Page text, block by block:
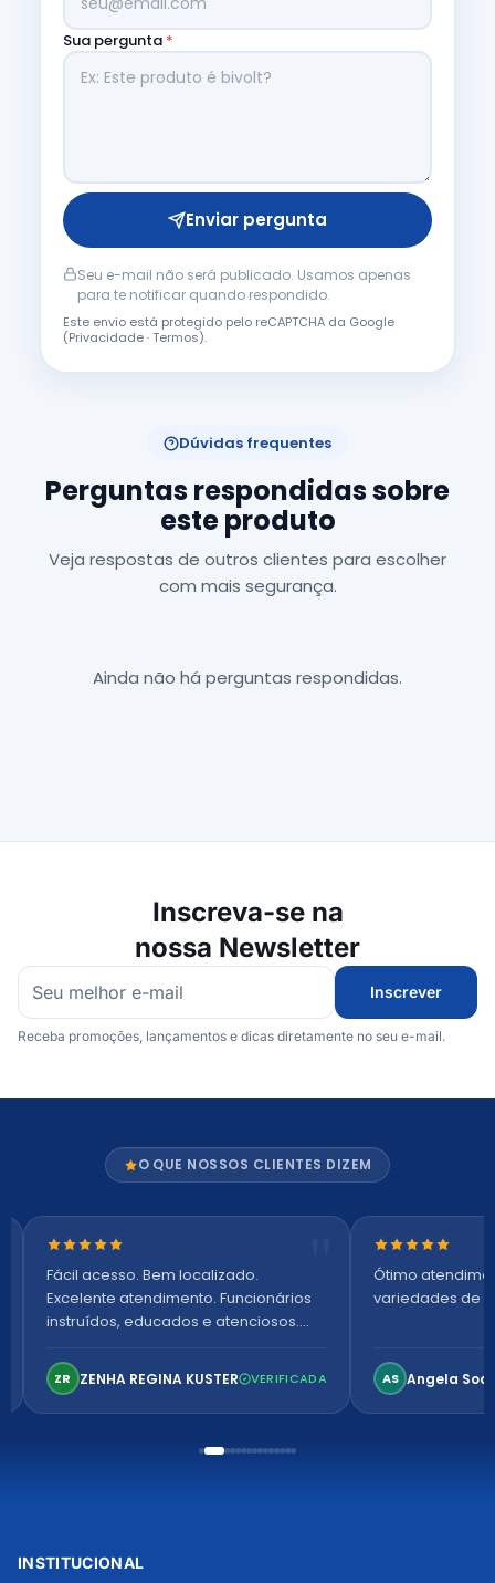
Sua pergunta *
Enviar pergunta
Seu e-mail não será publicado. Usamos apenas
para te notificar quando respondido.
Este envio está protegido pelo reCAPTCHA da Google
(Privacidade·Termos).
Dúvidas frequentes
Perguntas respondidas sobre
este produto
Veja respostas de outros clientes para escolher
com mais segurança.
Ainda não há perguntas respondidas.
Inscreva-se na
nossa Newsletter
Inscrever
Receba promoções, lançamentos e dicas diretamente no seu e-mail.
O QUE NOSSOS CLIENTES DIZEM
Nota 5 de 5 estrelas
Fácil acesso. Bem localizado.
Excelente atendimento. Funcionários
instruídos, educados e atenciosos.
confortável. Perfeito!
ZR ZENHA REGINA KUSTER VERIFICADA
Nota 5 de 5
Ótimo
variedades de
AS Angela
INSTITUCIONAL